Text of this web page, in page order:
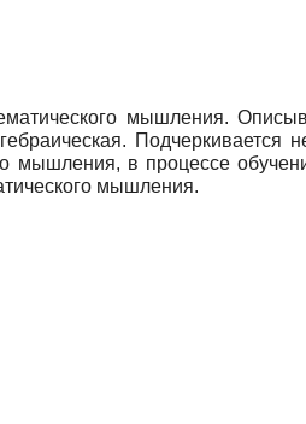
мышления.
Подчеркивается
мышления, в процессе
мышления.